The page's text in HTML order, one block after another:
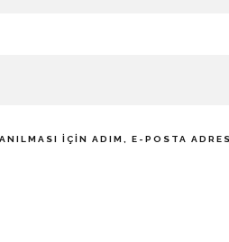
IÇIN ADIM, E-POSTA